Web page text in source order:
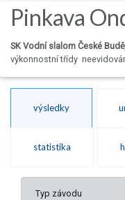
Pinkava
SK Vodní slalom České
výkonnostní třídy
výsledky
statistika
Typ závodu